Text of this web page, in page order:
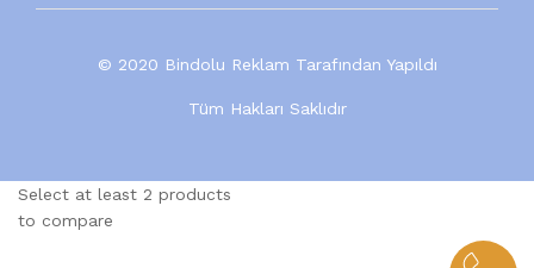
© 2020 Bindolu Reklam Tarafından Yapıldı
Tüm Hakları Saklıdır
Select at least 2 products
to compare